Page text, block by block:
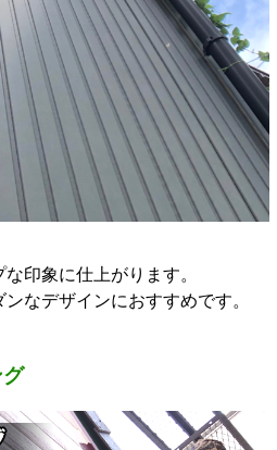
印象に仕上がります。
なデザインにおすすめです。